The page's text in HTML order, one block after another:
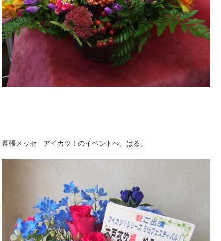
幕張メッセ アイカツ！のイベントへ。はる。